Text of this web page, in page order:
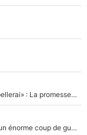
Mercato - OM - «Dès que je prends un club, je t’appellerai» : La promesse de Marcelino au moment de claquer la porte
Victime de racisme contre Murray, Kyrgios pousse un énorme coup de gueule !